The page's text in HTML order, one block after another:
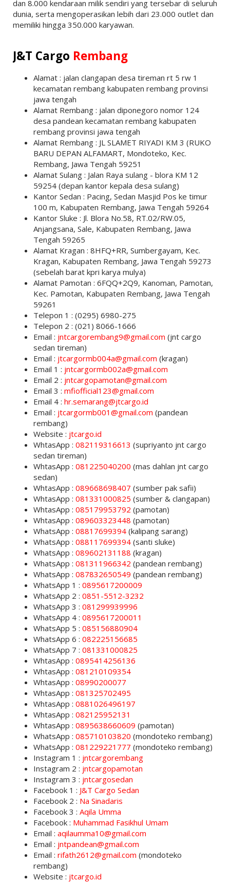
dan 8.000 kendaraan milik sendiri yang tersebar di seluruh
dunia, serta mengoperasikan lebih dari 23.000 outlet dan
memiliki hingga 350.000 karyawan.
J&T Cargo Rembang
Alamat : jalan clangapan desa tireman rt 5 rw 1
kecamatan rembang kabupaten rembang provinsi
jawa tengah
Alamat Rembang : jalan diponegoro nomor 124
desa pandean kecamatan rembang kabupaten
rembang provinsi jawa tengah
Alamat Rembang : JL SLAMET RIYADI KM 3 (RUKO
BARU DEPAN ALFAMART, Mondoteko, Kec.
Rembang, Jawa Tengah 59251
Alamat Sulang : Jalan Raya sulang - blora KM 12
59254 (depan kantor kepala desa sulang)
Kantor Sedan : Pacing, Sedan Masjid Pos ke timur
100 m, Kabupaten Rembang, Jawa Tengah 59264
Kantor Sluke : Jl. Blora No.58, RT.02/RW.05,
Anjangsana, Sale, Kabupaten Rembang, Jawa
Tengah 59265
Alamat Kragan : 8HFQ+RR, Sumbergayam, Kec.
Kragan, Kabupaten Rembang, Jawa Tengah 59273
(sebelah barat kpri karya mulya)
Alamat Pamotan : 6FQQ+2Q9, Kanoman, Pamotan,
Kec. Pamotan, Kabupaten Rembang, Jawa Tengah
59261
Telepon 1 : (0295) 6980-275
Telepon 2 : (021) 8066-1666
Email : jntcargorembang9@gmail.com (jnt cargo
sedan tireman)
Email : jtcargormb004a@gmail.com (kragan)
Email 1 : jntcargormb002a@gmail.com
Email 2 : jntcargopamotan@gmail.com
Email 3 : mfiofficial123@gmail.com
Email 4 : hr.semarang@jtcargo.id
Email : jtcargormb001@gmail.com (pandean
rembang)
Website : jtcargo.id
WhtasApp : 082119316613 (supriyanto jnt cargo
sedan tireman)
WhtasApp : 081225040200 (mas dahlan jnt cargo
sedan)
WhtasApp : 089668698407 (sumber pak safii)
WhtasApp : 081331000825 (sumber & clangapan)
WhtasApp : 085179953792 (pamotan)
WhtasApp : 089603323448 (pamotan)
WhatsApp : 08817699394(kalipang sarang)
WhatsApp : 088117699394(santi sluke)
WhatsApp : 089602131188 (kragan)
WhatsApp : 081311966342 (pandean rembang)
WhatsApp : 087832650549 (pandean rembang)
WhatsApp 1 : 0895617200009
WhatsApp 2 : 0851-5512-3232
WhatsApp 3 : 081299939996
WhatsApp 4 : 0895617200011
WhatsApp 5 : 085156880904
WhatsApp 6 : 082225156685
WhatsApp 7 : 081331000825
WhtasApp : 0895414256136
WhtasApp : 081210109354
WhtasApp : 08990200077
WhtasApp : 081325702495
WhtasApp : 0881026496197
WhtasApp : 082125952131
WhtasApp : 0895638660609 (pamotan)
WhatsApp : 085710103820 (mondoteko rembang)
WhatsApp : 081229221777 (mondoteko rembang)
Instagram 1 : jntcargorembang
Instagram 2 : jntcargopamotan
Instagram 3 : jntcargosedan
Facebook 1 : J&T Cargo Sedan
Facebook 2 : Na Sinadaris
Facebook 3 : Aqila Umma
Facebook : Muhammad Fasikhul Umam
Email : aqilaumma10@gmail.com
Email : jntpandean@gmail.com
Email : rifath2612@gmail.com (mondoteko
rembang)
Website : jtcargo.id